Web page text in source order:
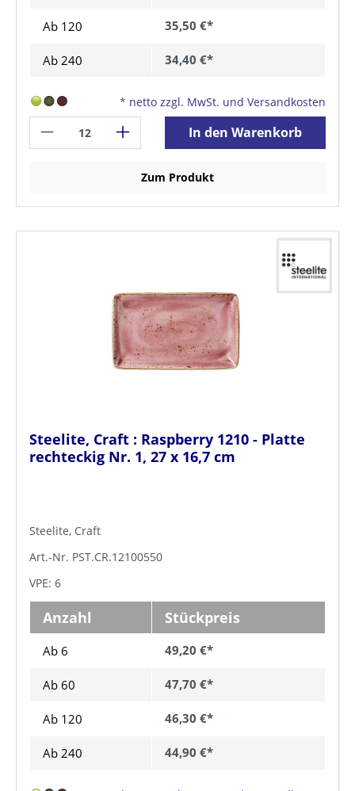
Ab 120 35,50 €*
Ab 240 34,40 €*
* netto zzgl. MwSt. und Versandkosten
In den Warenkorb
Zum Produkt
Steelite, Craft : Raspberry 1210 - Platte
rechteckig Nr. 1, 27 x 16,7 cm
Steelite, Craft
Art.-Nr. PST.CR.12100550
VPE: 6
Anzahl Stückpreis
Ab 6 49,20 €*
Ab 60 47,70 €*
Ab 120 46,30 €*
Ab 240 44,90 €*